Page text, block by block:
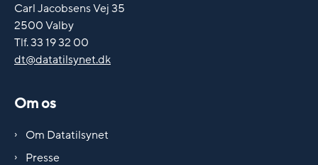
Carl Jacobsens Vej 35
2500 Valby
Tlf. 33 19 32 00
dt@datatilsynet.dk
Om os
Om Datatilsynet
Presse